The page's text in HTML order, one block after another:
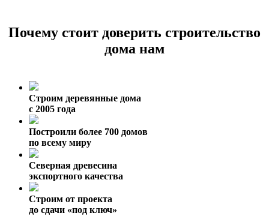
Почему стоит доверить строительство
дома нам
Строим деревянные дома
с 2005 года
Построили более 700 домов
по всему миру
Северная древесина
экспортного качества
Строим от проекта
до сдачи «под ключ»